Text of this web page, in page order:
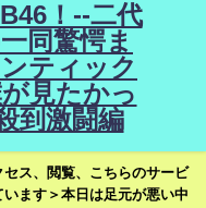
！--二代
同驚愕ま
ティック
見たかっ
到激闘編
ス、閲覧、こちらのサービ
ます＞本日は足元が悪い中